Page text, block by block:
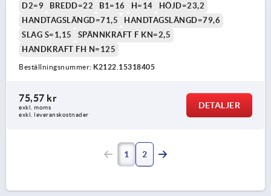
D2=9
BREDD=22 B1=16 H=14
HÖJD=23,2
HANDTAGSLÄNGD=71,5
HANDTAGSLÄNGD=79,6
SLAG S=1,15
SPÄNNKRAFT F KN=2,5
HANDKRAFT FH N=125
Beställningsnummer: K2122.15318405
75,57 kr
exkl. moms
exkl. leveranskostnader
DETALJER
1 2